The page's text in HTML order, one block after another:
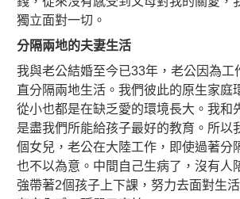
獨立面對一切。
分隔兩地的夫妻生活
我與老公結婚至今已33年，老公因為工
直分隔兩地生活。我們彼此的原生家庭
從小也都是在缺乏愛的環境長大。我和
是盡我們所能給孩子最好的教育。所以
個女兒，老公在大陸工作，即使過著分
也不以為意。中間自己生病了，沒有人
強帶著2個孩子上下課，努力去面對生